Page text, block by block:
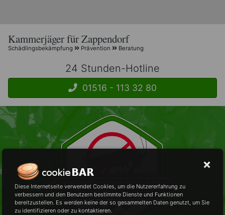
Kammerjäger für Zappendorf
Schädlingsbekämpfung Prävention Beratung
24 Stunden-Hotline
01516 - 113 32 80
Diese Internetseite verwendet Cookies, um die Nutzererfahrung zu
verbessern und den Benutzern bestimmte Dienste und Funktionen
bereitzustellen. Es werden keine der so gesammelten Daten genutzt, um Sie
zu identifizieren oder zu kontaktieren.